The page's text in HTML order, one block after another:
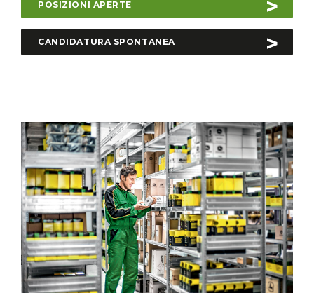
POSIZIONI APERTE
CANDIDATURA SPONTANEA